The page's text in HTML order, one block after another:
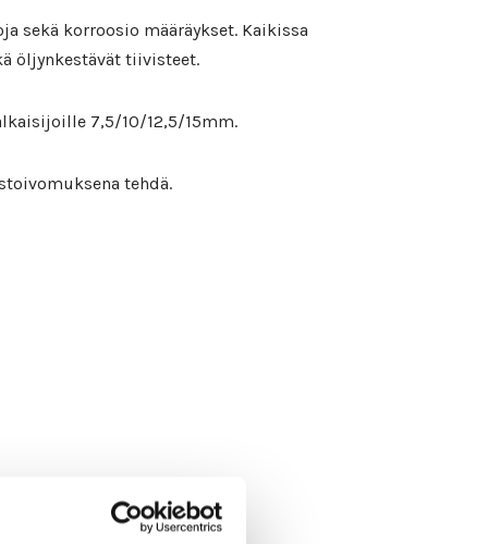
sekä korroosio määräykset. Kaikissa
öljynkestävät tiivisteet.
7,5/10/12,5/15mm.
tehdä.